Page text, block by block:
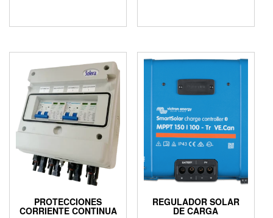
PROTECCIONES
CORRIENTE CONTINUA
REGULADOR SOLAR
DE CARGA